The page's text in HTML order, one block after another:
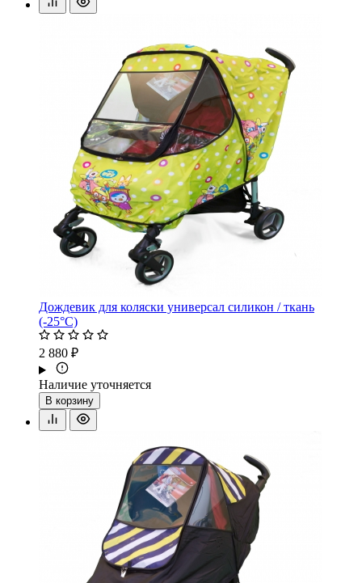
Дождевик для коляски универсал силикон / ткань
(-25°С)
2 880 ₽
Наличие уточняется
В корзину